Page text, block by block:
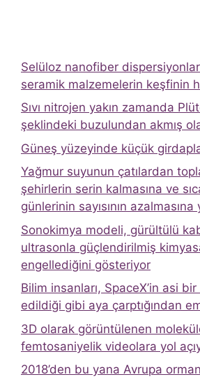
Selüloz nanofiber
seramik malzemelerin keşfinin
Sıvı nitrojen yakın zamanda
şeklindeki buzulundan akmış
Güneş yüzeyinde küçük
Yağmur suyunun çatılardan
şehirlerin serin kalmasına ve
günlerinin sayısının azalmasına
Sonokimya modeli, gürültülü
ultrasonla güçlendirilmiş
engellediğini gösteriyor
Bilim insanları, SpaceX’in asi
edildiği gibi aya çarptığından
3D olarak görüntülenen
femtosaniyelik videolara yol
2018’den bu yana Avrupa